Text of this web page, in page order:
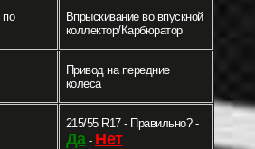
по
Впрыскивание во впускной
коллектор/Карбюратор
Привод на передние
колеса
215/55 R17 - Правильно? -
Да- Нет